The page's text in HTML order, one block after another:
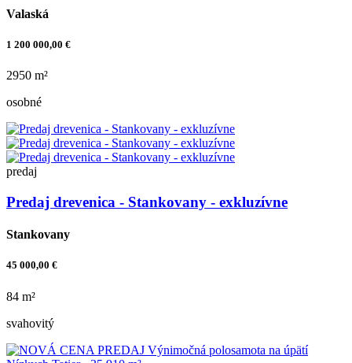
Valaská
1 200 000,00 €
2950 m²
osobné
predaj
Predaj drevenica - Stankovany - exkluzívne
Stankovany
45 000,00 €
84 m²
svahovitý